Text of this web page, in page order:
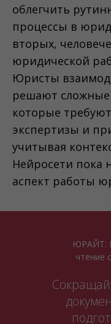
облегчить
процессы в
вторых,
юридической
Юристы
решают
которые
экспертизы и
учитывая
Нейросети пока
аспект работы
ЮРАЙТ:
чтение